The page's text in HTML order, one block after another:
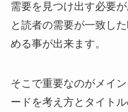
需要を見つけ出す必要
と読者の需要が一致し
める事が出来ます。
そこで重要なのがメイ
ードを考え方とタイトル